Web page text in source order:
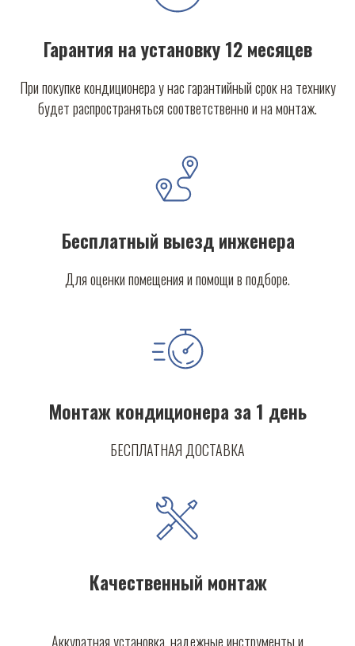
Гарантия на установку 12 месяцев
При покупке кондиционера у нас гарантийный срок на технику
будет распространяться соответственно и на монтаж.
Бесплатный выезд инженера
Для оценки помещения и помощи в подборе.
Монтаж кондиционера за 1 день
БЕСПЛАТНАЯ ДОСТАВКА
Качественный монтаж
Аккуратная установка, надежные инструменты и